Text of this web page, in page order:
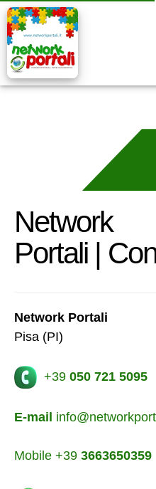
Network
Portali |
Network Portali
Pisa (PI)
+39 050 721 5095
E-mail
Mobile +39 3663650359